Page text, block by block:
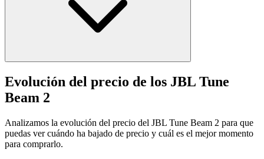
Evolución del precio de los JBL Tune
Beam 2
Analizamos la evolución del precio del JBL Tune Beam 2 para que
puedas ver cuándo ha bajado de precio y cuál es el mejor momento
para comprarlo.